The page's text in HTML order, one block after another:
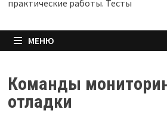
практические работы. Тесты
МЕНЮ
Команды
отладки